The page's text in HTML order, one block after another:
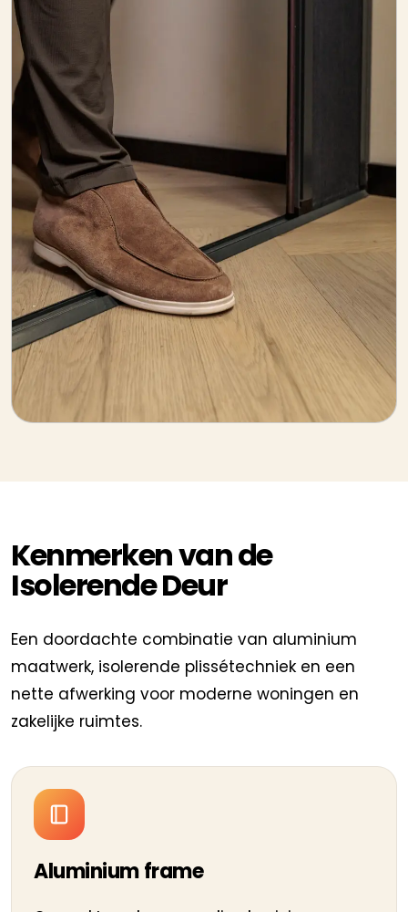
Kenmerken van de
Isolerende Deur
Een doordachte combinatie van aluminium
maatwerk, isolerende plissétechniek en een
nette afwerking voor moderne woningen en
zakelijke ruimtes.
Aluminium frame